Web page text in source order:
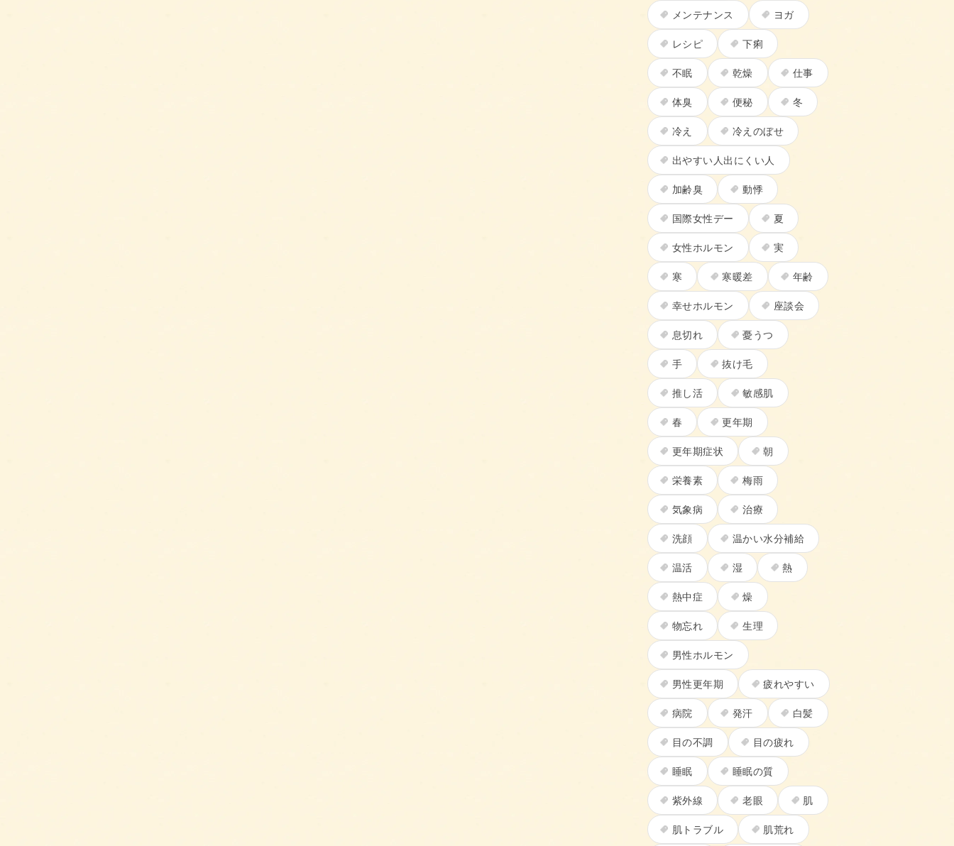
メンテナンス ヨガ
レシピ 下痢
不眠 乾燥 仕事
体臭 便秘 冬
冷え 冷えのぼせ
出やすい人出にくい人
加齢臭 動悸
国際女性デー 夏
女性ホルモン 実
寒 寒暖差 年齢
幸せホルモン 座談会
息切れ 憂うつ
手 抜け毛
推し活 敏感肌
春 更年期
更年期症状 朝
栄養素 梅雨
気象病 治療
洗顔 温かい水分補給
温活 湿 熱
熱中症 燥
物忘れ 生理
男性ホルモン
男性更年期 疲れやすい
病院 発汗 白髪
目の不調 目の疲れ
睡眠 睡眠の質
紫外線 老眼 肌
肌トラブル 肌荒れ